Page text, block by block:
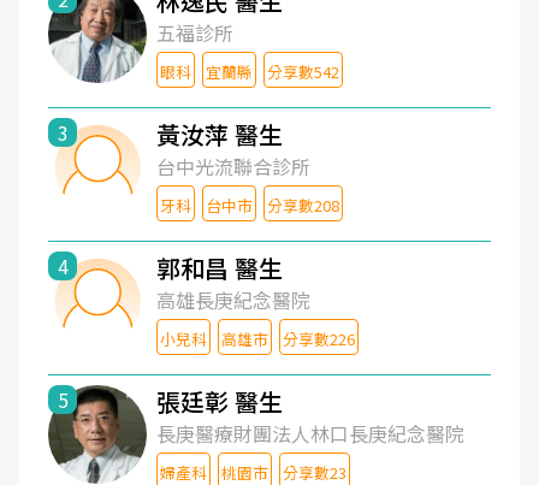
五福診所
眼科 宜蘭縣 分享數542
3 黃汝萍 醫生
台中光流聯合診所
牙科 台中市 分享數208
4 郭和昌 醫生
高雄長庚紀念醫院
小兒科 高雄市 分享數226
5 張廷彰 醫生
長庚醫療財團法人林口長庚紀念醫院
婦產科 桃園市 分享數23